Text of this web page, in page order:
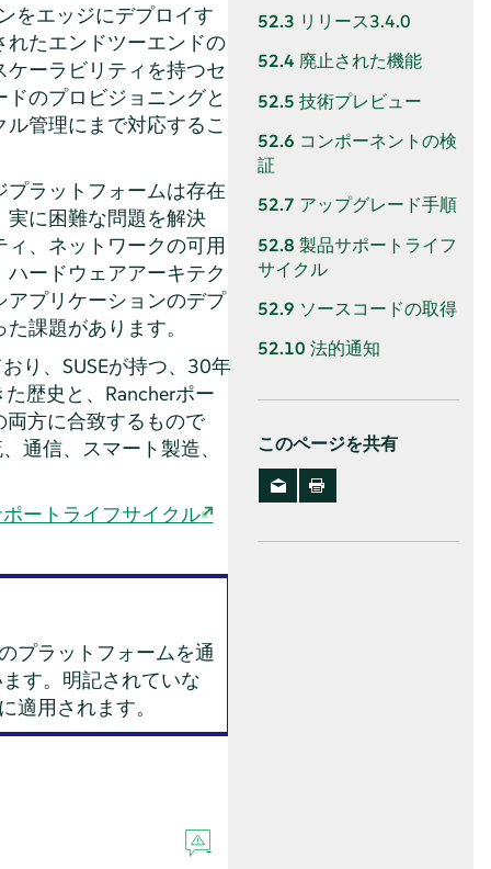
をエッジにデプロイす
たエンドツーエンドの
ーラビリティを持つセ
のプロビジョニングと
管理にまで対応するこ
ラットフォームは存在
に困難な問題を解決
、ネットワークの可用
ードウェアアーキテク
プリケーションのデプ
課題があります。
り、SUSEが持つ、30年
歴史と、Rancherポー
方に合致するもので
通信、スマート製造、
ートライフサイクル
プラットフォームを通
す。明記されていな
適用されます。
52.3 リリース3.4.0
52.4 廃止された機能
52.5 技術プレビュー
52.6 コンポーネントの検
証
52.7 アップグレード手順
52.8 製品サポートライフ
サイクル
52.9 ソースコードの取得
52.10 法的通知
このページを共有